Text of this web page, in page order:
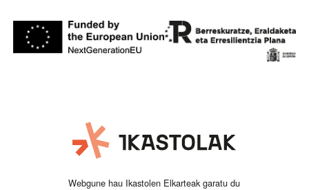
Irudia
Webgune hau Ikastolen Elkarteak garatu du